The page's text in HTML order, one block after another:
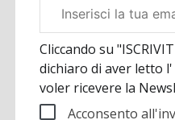
aziendale
Cliccando su
dichiaro di aver letto l'
voler ricevere la
Acconsento